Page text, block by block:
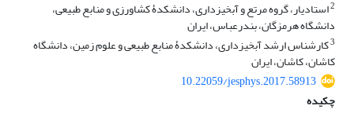
2استادیار، گروه مرتع و آبخیزداری، دانشکدۀ کشاورزی و منابع طبیعی،
دانشگاه هرمزگان، بندرعباس، ایران
3کارشناس ارشد آبخیزداری، دانشکدۀ منابع طبیعی و علوم زمین، دانشگاه
کاشان، کاشان، ایران
10.22059/jesphys.2017.58913
چکیده